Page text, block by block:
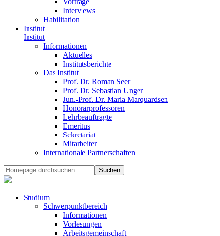
Vorträge
Interviews
Habilitation
Institut
Institut
Informationen
Aktuelles
Institutsberichte
Das Institut
Prof. Dr. Roman Seer
Prof. Dr. Sebastian Unger
Jun.-Prof. Dr. Maria Marquardsen
Honorarprofessoren
Lehrbeauftragte
Emeritus
Sekretariat
Mitarbeiter
Internationale Partnerschaften
Studium
Schwerpunktbereich
Informationen
Vorlesungen
Arbeitsgemeinschaft